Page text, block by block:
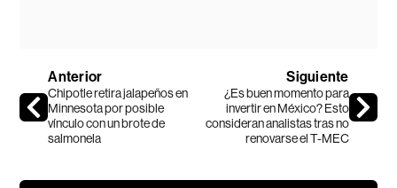
Anterior
Chipotle retira jalapeños en
Minnesota por posible
vínculo con un brote de
salmonela
Siguiente
¿Es buen momento para
invertir en México? Esto
consideran analistas tras no
renovarse el T-MEC